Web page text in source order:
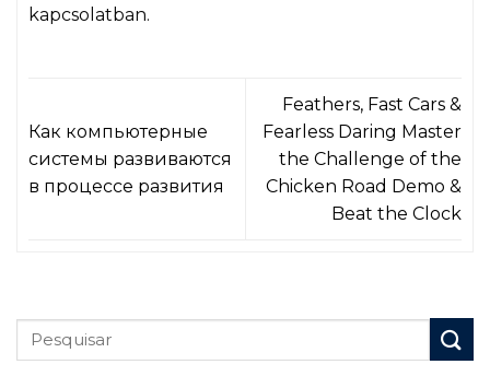
kapcsolatban.
Как компьютерные
системы развиваются
в процессе развития
Feathers, Fast Cars &
Fearless Daring Master
the Challenge of the
Chicken Road Demo &
Beat the Clock